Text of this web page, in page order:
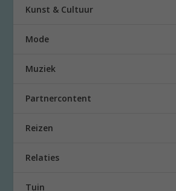
Kunst & Cultuur
Mode
Muziek
Partnercontent
Reizen
Relaties
Tuin